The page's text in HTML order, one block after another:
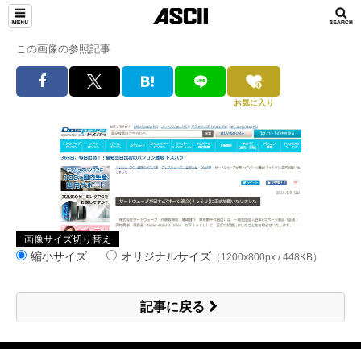
この画像の参照記事
お気に入り
画像サイズ切り替え
縮小サイズ オリジナルサイズ （1200x800px / 448KB）
記事に戻る